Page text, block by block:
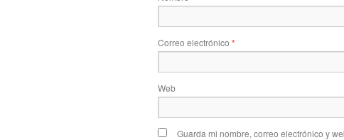
Correo electrónico *
Web
Guarda mi nombre, correo electrónico y